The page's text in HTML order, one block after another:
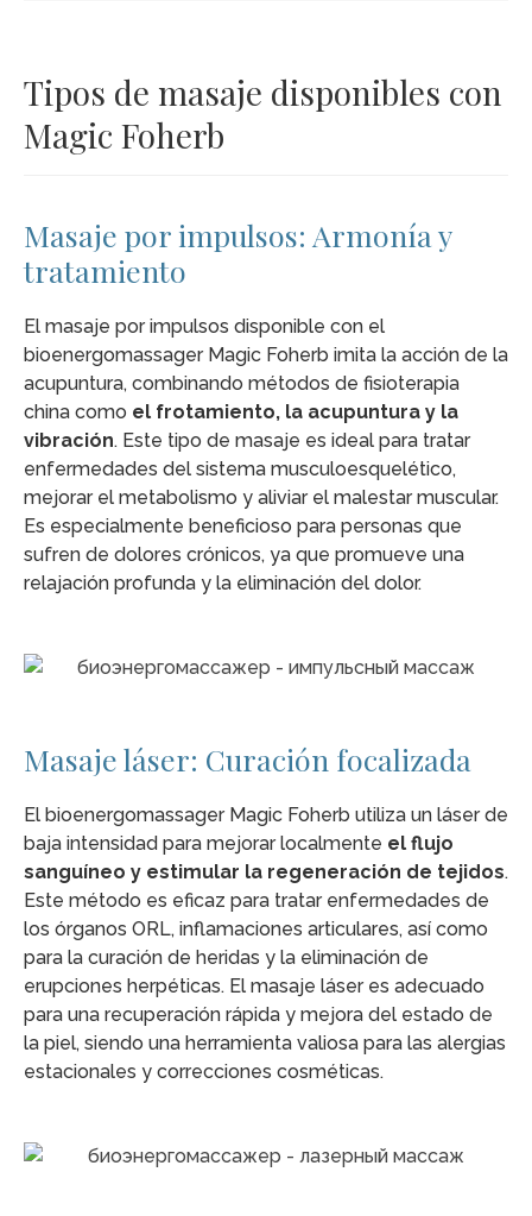
Tipos de masaje disponibles con
Magic Foherb
Masaje por impulsos: Armonía y
tratamiento
El masaje por impulsos disponible con el
bioenergomassager Magic Foherb imita la acción de la
acupuntura, combinando métodos de fisioterapia
china como el frotamiento, la acupuntura y la
vibración. Este tipo de masaje es ideal para tratar
enfermedades del sistema musculoesquelético,
mejorar el metabolismo y aliviar el malestar muscular.
Es especialmente beneficioso para personas que
sufren de dolores crónicos, ya que promueve una
relajación profunda y la eliminación del dolor.
Masaje láser: Curación focalizada
El bioenergomassager Magic Foherb utiliza un láser de
baja intensidad para mejorar localmente el flujo
sanguíneo y estimular la regeneración de tejidos.
Este método es eficaz para tratar enfermedades de
los órganos ORL, inflamaciones articulares, así como
para la curación de heridas y la eliminación de
erupciones herpéticas. El masaje láser es adecuado
para una recuperación rápida y mejora del estado de
la piel, siendo una herramienta valiosa para las alergias
estacionales y correcciones cosméticas.